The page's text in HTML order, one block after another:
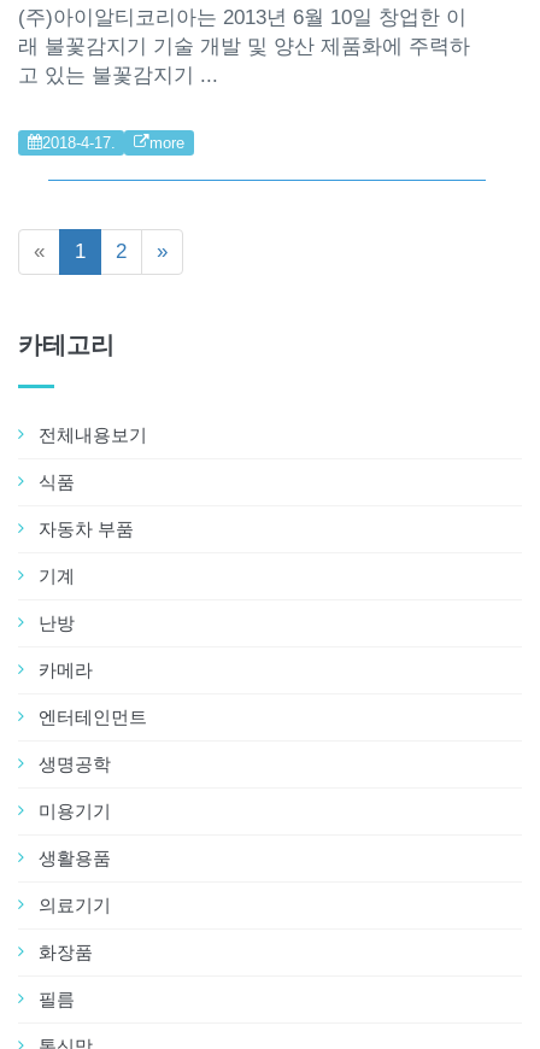
(주)아이알티코리아는 2013년 6월 10일 창업한 이
래 불꽃감지기 기술 개발 및 양산 제품화에 주력하
고 있는 불꽃감지기 ...
2018-4-17. more
« 1 2 »
카테고리
전체내용보기
식품
자동차 부품
기계
난방
카메라
엔터테인먼트
생명공학
미용기기
생활용품
의료기기
화장품
필름